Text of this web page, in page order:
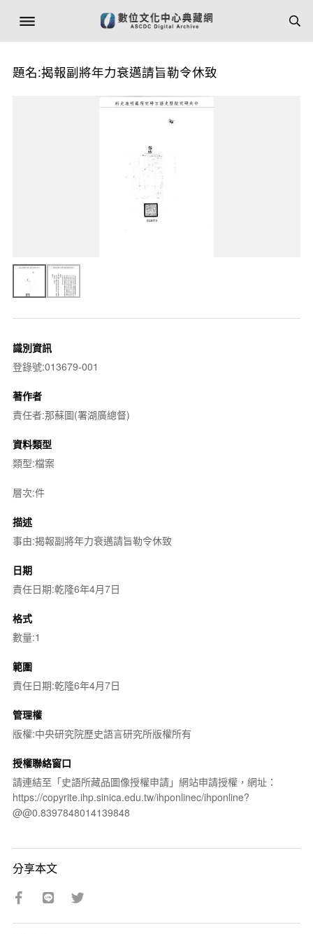
題名:揭報副將年力衰邁請旨勒令休致
識別資訊
登錄號:013679-001
著作者
責任者:那蘇圖(署湖廣總督)
資料類型
類型:檔案
層次:件
描述
事由:揭報副將年力衰邁請旨勒令休致
日期
責任日期:乾隆6年4月7日
格式
數量:1
範圍
責任日期:乾隆6年4月7日
管理權
版權:中央研究院歷史語言研究所版權所有
授權聯絡窗口
請連結至「史語所藏品圖像授權申請」網站申請授權，網址：
https://copyrite.ihp.sinica.edu.tw/ihponlinec/ihponline?
@@0.8397848014139848
分享本文